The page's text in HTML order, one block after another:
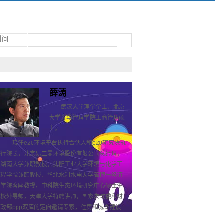
薛涛
武汉大学理学学士、北京
大学光华管理学院工商管理硕
士。
现任e20环境平台执行合伙人和e20研究院执
行院长，北京易二零环境股份有限公司总经理，
湖南大学兼职教授，沈阳工业大学环境与化学工
程学院兼职教授，华北水利水电大学管理与经济
学院客座教授，中科院生态环境研究中心硕士生
校外导师，天津大学特聘讲师，国家发改委和财
政部ppp双库的定向邀请专家，住房和城乡建设